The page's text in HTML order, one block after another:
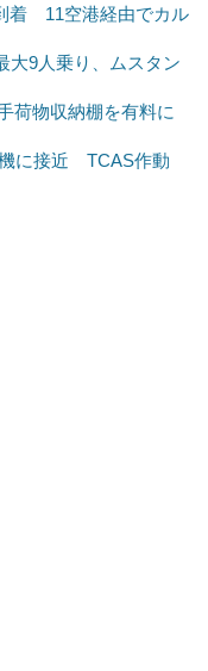
着 11空港経由でカル
9人乗り、ムスタン
荷物収納棚を有料に
に接近 TCAS作動